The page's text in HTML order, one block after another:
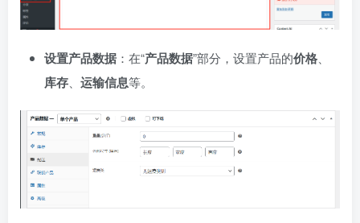
设置产品数据 ：在“产品数据”部分，设置产品的价格、
库存、 运输信息等。